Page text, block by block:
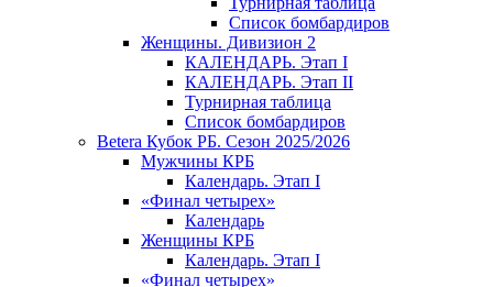
Список бомбардиров
Женщины. Дивизион 2
КАЛЕНДАРЬ. Этап I
КАЛЕНДАРЬ. Этап II
Турнирная таблица
Список бомбардиров
Betera Кубок РБ. Сезон 2025/2026
Мужчины КРБ
Календарь. Этап I
«Финал четырех»
Календарь
Женщины КРБ
Календарь. Этап I
«Финал четырех»